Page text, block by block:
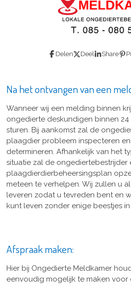
Delen Deel Share
Na het ontvangen van een
Wanneer wij een melding binnen
ongedierte deskundigen binnen
sturen. Bij aankomst zal de
plaagdier probleem inspecteren
determineren. Afhankelijk van het
situatie zal de ongediertebestrijder
plaagdierdierbeheersingsplan
meteen te verhelpen. Wij zullen u
leveren zodat u tevreden bent en
kunt leven zonder enige beestjes
Afspraak maken:
Hier bij Ongedierte Meldkamer
eenvoudig mogelijk te maken voor